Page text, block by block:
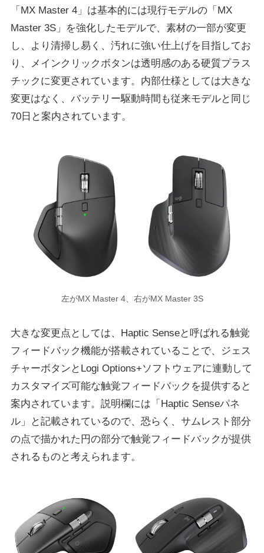
「MX Master 4」は基本的には現行モデルの「MX
Master 3S」を強化したモデルで、素材の一部が変更
し、より清掃し易く、汚れに強い仕上げを目指してお
り、メインクリックボタンは透明感のある硬質プラス
チックに変更されています。内部仕様としては大きな
変更はなく、バッテリー駆動時間も従来モデルと同じ
70日と案内されています。
左がMX Master 4、右がMX Master 3S
大きな変更点としては、Haptic Senseと呼ばれる触覚
フィードバック機能が搭載されていることで、ジェス
チャーボタンとLogi Options+ソフトウェアに連動して
カスタマイズ可能な触覚フィードバックを提供すると
案内されています。説明欄には「Haptic Senseパネ
ル」と記載されているので、恐らく、サムレスト部分
の点で描かれた円の部分で触覚フィードバックが提供
されるものと考えられます。